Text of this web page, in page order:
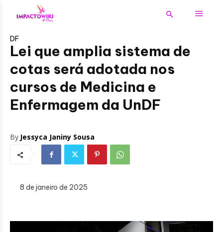
DF
Lei que amplia sistema de
cotas será adotada nos
cursos de Medicina e
Enfermagem da UnDF
By Jessyca Janiny Sousa
8 de janeiro de 2025